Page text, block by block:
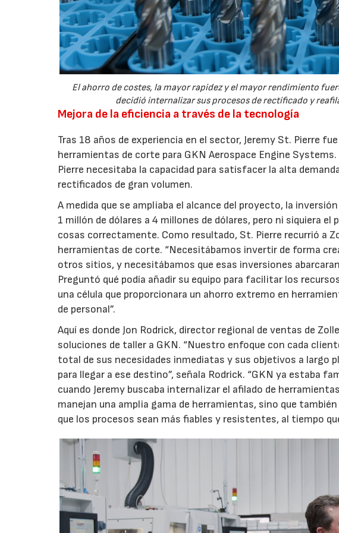
El ahorro de costes, la mayor rapidez y el mayor rendimiento
decidió internalizar sus procesos de rectificado y
Mejora de la eficiencia a través de la tecnología
Tras 18 años de experiencia en el sector, Jeremy St. Pierre
herramientas de corte para GKN Aerospace Engine
Pierre necesitaba la capacidad para satisfacer la alta
rectificados de gran volumen.
A medida que se ampliaba el alcance del proyecto, la
1 millón de dólares a 4 millones de dólares, pero ni siquiera
cosas correctamente. Como resultado, St. Pierre recurrió a
herramientas de corte. “Necesitábamos invertir de forma
otros sitios, y necesitábamos que esas inversiones
Preguntó qué podía añadir su equipo para facilitar los
una célula que proporcionara un ahorro extremo en
de personal”.
Aquí es donde Jon Rodrick, director regional de ventas de
soluciones de taller a GKN. “Nuestro enfoque con cada
total de sus necesidades inmediatas y sus objetivos a largo
para llegar a ese destino”, señala Rodrick. “GKN ya estaba
cuando Jeremy buscaba internalizar el afilado de
manejan una amplia gama de herramientas, sino que
que los procesos sean más fiables y resistentes, al tiempo
07/07/